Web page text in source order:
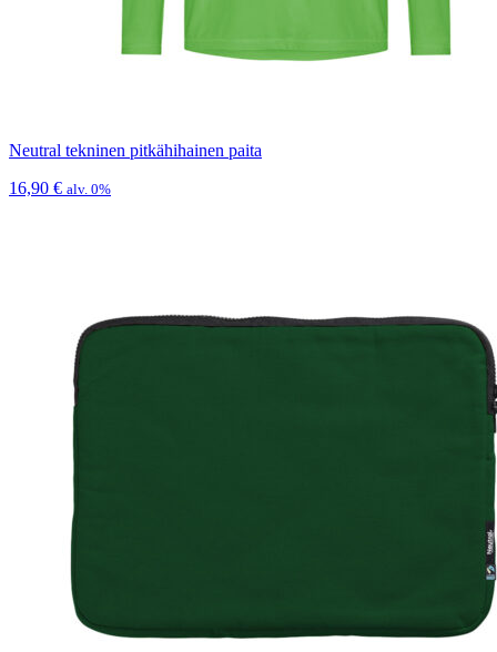
Neutral tekninen pitkähihainen paita
16,90 € alv. 0%